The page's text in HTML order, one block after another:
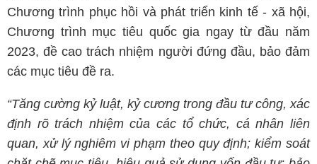
Chương trình phục hồi và phát triển kinh tế - xã hội,
Chương trình mục tiêu quốc gia ngay từ đầu năm
2023, đề cao trách nhiệm người đứng đầu, bảo đảm
các mục tiêu đề ra.
“Tăng cường kỷ luật, kỷ cương trong đầu tư công, xác
định rõ trách nhiệm của các tổ chức, cá nhân liên
quan, xử lý nghiêm vi phạm theo quy định; kiểm soát